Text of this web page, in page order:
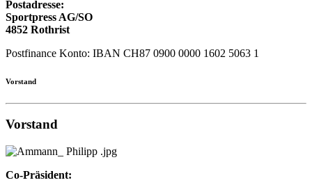
Postadresse:
Sportpress AG/SO
4852 Rothrist
Postfinance Konto: IBAN CH87 0900 0000 1602 5063 1
Vorstand
Vorstand
Co-Präsident: